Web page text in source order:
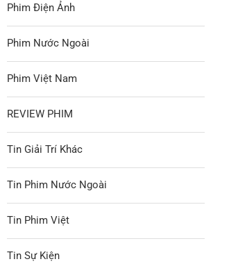
Phim Điện Ảnh
Phim Nước Ngoài
Phim Việt Nam
REVIEW PHIM
Tin Giải Trí Khác
Tin Phim Nước Ngoài
Tin Phim Việt
Tin Sự Kiện